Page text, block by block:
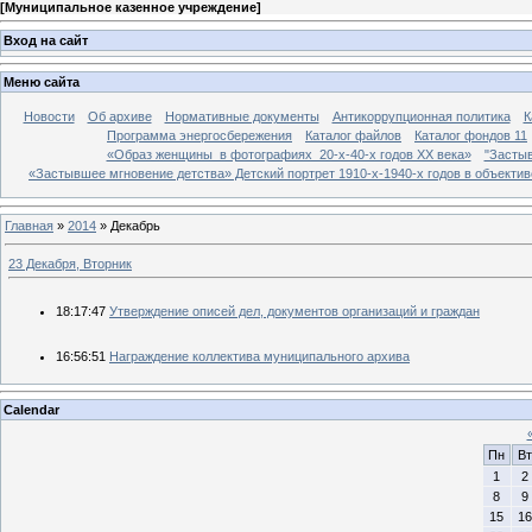
[Муниципальное казенное учреждение]
Вход на сайт
Меню сайта
Новости Об архиве Нормативные документы Антикоррупционная политика
Программа энергосбережения
Каталог файлов
Каталог фондов 11
«Образ женщины в фотографиях 20-х-40-х годов ХХ века»
«Застывшее мгновение детства» Детский портрет 1910-х-1940-х годов в
Главная » 2014 » Декабрь
23 Декабря, Вторник
18:17:47 Утверждение описей дел, документов организаций и граждан
16:56:51 Награждение коллектива муниципального архива
Calendar
Пн
Вт
1
2
8
9
15
16